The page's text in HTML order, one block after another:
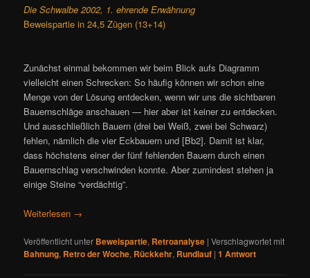
Die Schwalbe 2002, 1. ehrende Erwähnung
Beweispartie in 24,5 Zügen (13+14)
Zunächst einmal bekommen wir beim Blick aufs Diagramm
vielleicht einen Schrecken: So häufig können wir schon eine
Menge von der Lösung entdecken, wenn wir uns die sichtbaren
Bauernschläge anschauen — hier aber ist keiner zu entdecken.
Und ausschließlich Bauern (drei bei Weiß, zwei bei Schwarz)
fehlen, nämlich die vier Eckbauern und [Bb2]. Damit ist klar,
dass höchstens einer der fünf fehlenden Bauern durch einen
Bauernschlag verschwinden konnte. Aber zumindest stehen ja
einige Steine “verdächtig”.
Weiterlesen →
Veröffentlicht unter Beweispartie, Retroanalyse |Verschlagwortet mit
Bahnung, Retro der Woche, Rückkehr, Rundlauf |1 Antwort